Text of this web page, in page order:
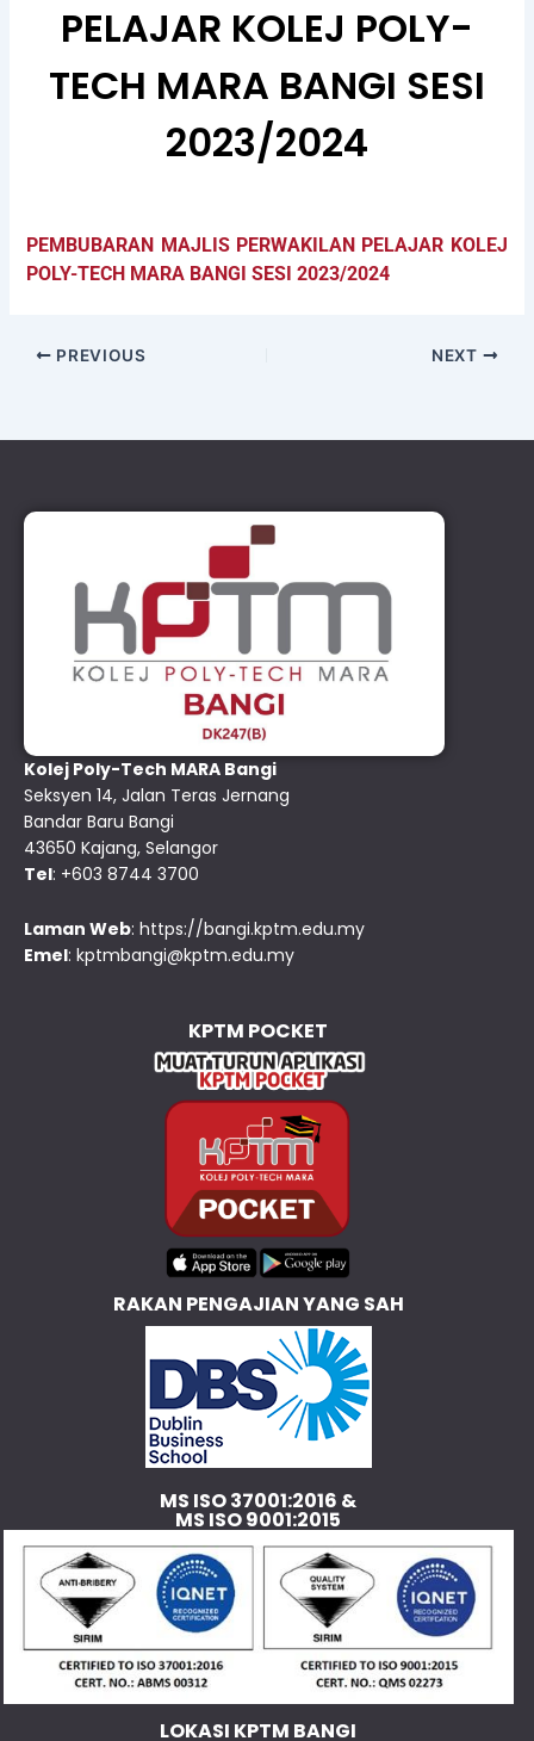
PELAJAR KOLEJ POLY-
TECH MARA BANGI SESI
2023/2024
PEMBUBARAN MAJLIS PERWAKILAN PELAJAR KOLEJ
POLY-TECH MARA BANGI SESI 2023/2024
PREVIOUS NEXT
Kolej Poly-Tech MARA Bangi
Seksyen 14, Jalan Teras Jernang
Bandar Baru Bangi
43650 Kajang, Selangor
Tel: +603 8744 3700
Laman Web: https://bangi.kptm.edu.my
Emel: kptmbangi@kptm.edu.my
KPTM POCKET
RAKAN PENGAJIAN YANG SAH
MS ISO 37001:2016 &
MS ISO 9001:2015
LOKASI KPTM BANGI